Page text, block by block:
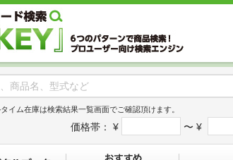
イム在庫は検索結果一覧画面でご確認頂けます。
価格帯： ¥ 〜 ¥